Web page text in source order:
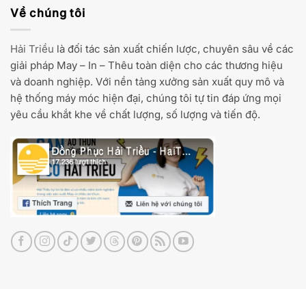
Về chúng tôi
Hải Triều là đối tác sản xuất chiến lược, chuyên sâu về các
giải pháp May – In – Thêu toàn diện cho các thương hiệu
và doanh nghiệp. Với nền tảng xưởng sản xuất quy mô và
hệ thống máy móc hiện đại, chúng tôi tự tin đáp ứng mọi
yêu cầu khắt khe về chất lượng, số lượng và tiến độ.